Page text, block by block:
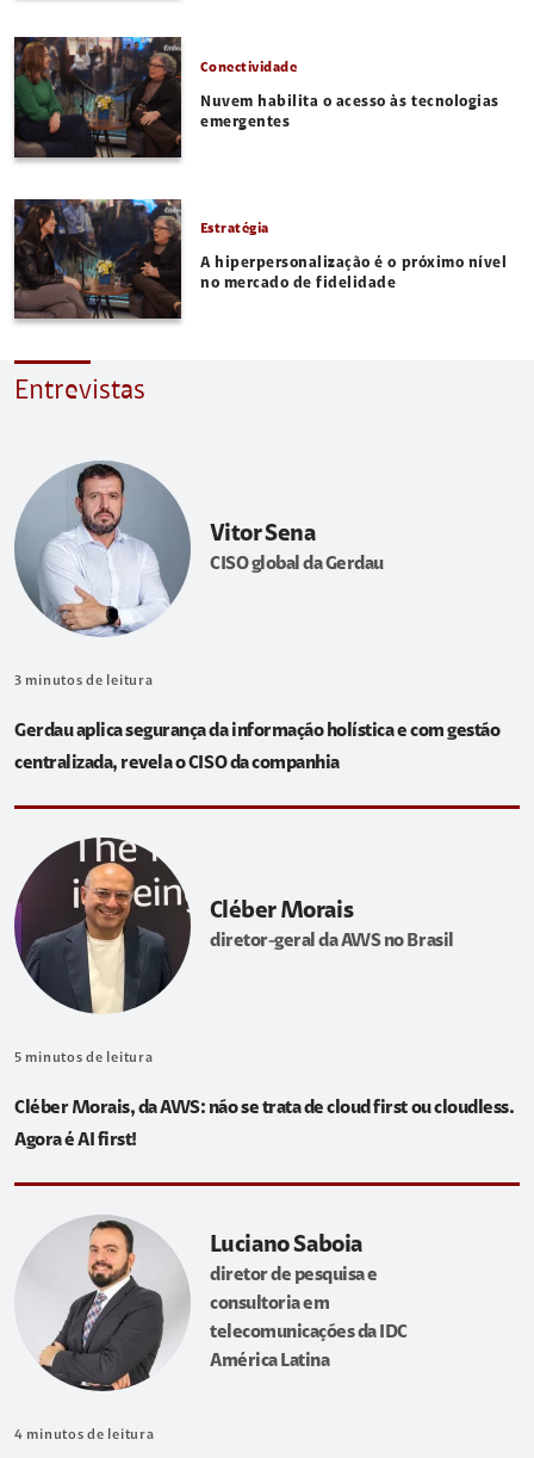
Conectividade
Nuvem habilita o acesso às tecnologias
emergentes
Estratégia
A hiperpersonalização é o próximo nível
no mercado de fidelidade
Entrevistas
Vitor Sena
CISO global da Gerdau
3 minutos de leitura
Gerdau aplica segurança da informação holística e com gestão
centralizada, revela o CISO da companhia
Cléber Morais
diretor-geral da AWS no Brasil
5 minutos de leitura
Cléber Morais, da AWS: não se trata de cloud first ou cloudless.
Agora é AI first!
Luciano Saboia
diretor de pesquisa e
consultoria em
telecomunicações da IDC
América Latina
4 minutos de leitura